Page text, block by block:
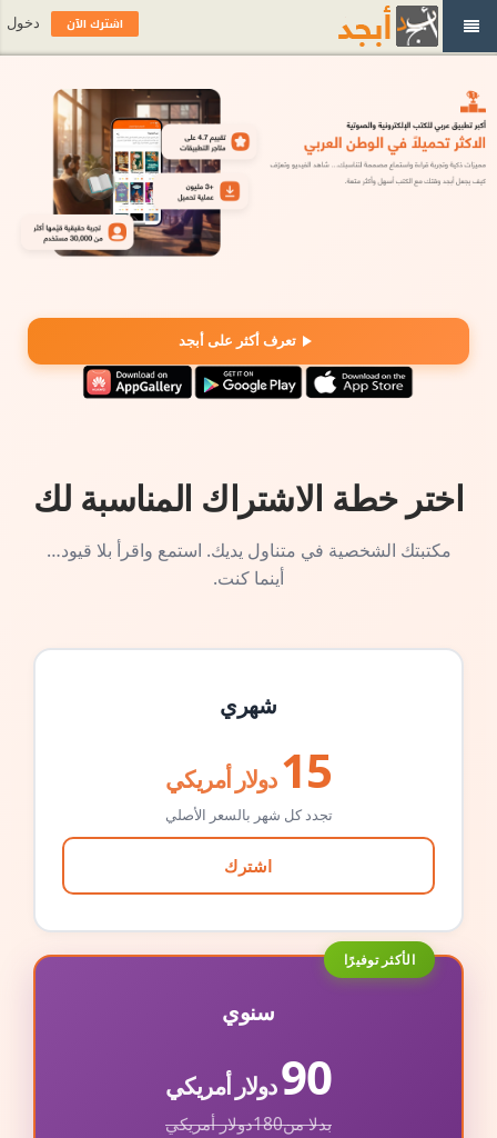
تعرف أكثر على أبجد
اختر خطة الاشتراك المناسبة لك
مكتبتك الشخصية في متناول يديك. استمع واقرأ بلا قيود…
أينما كنت.
شهري
15 دولار أمريكي
تجدد كل شهر بالسعر الأصلي
اشترك
الأكثر توفيرًا
سنوي
90دولار أمريكي
بدلا من180دولار أمريكي
اشترك الآن دخول